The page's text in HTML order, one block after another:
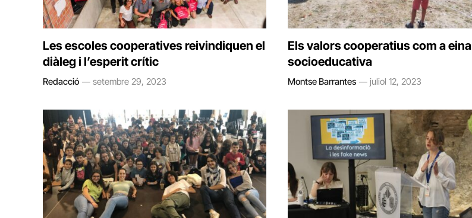
Les escoles cooperatives reivindiquen el
diàleg i l’esperit crític
Redacció setembre 29, 2023
Els valors cooperatius com a eina
socioeducativa
Montse Barrantes juliol 12, 2023